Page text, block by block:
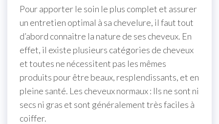
Pour apporter le soin le plus complet et assurer
un entretien optimal à sa chevelure, il faut tout
d’abord connaitre la nature de ses cheveux. En
effet, il existe plusieurs catégories de cheveux
et toutes ne nécessitent pas les mêmes
produits pour être beaux, resplendissants, et en
pleine santé. Les cheveux normaux : Ils ne sont ni
secs ni gras et sont généralement très faciles à
coiffer.